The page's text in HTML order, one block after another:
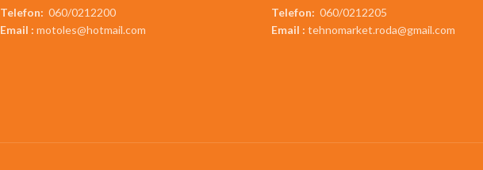
Telefon: 060/0212200
Email : motoles@hotmail.com
Telefon: 060/0212205
Email : tehnomarket.roda@gmail.com